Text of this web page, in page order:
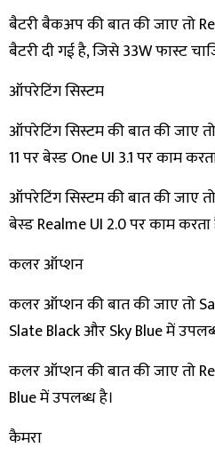
बैटरी बैकअप की बात की जाए तो
बैटरी दी गई है, जिसे 33W फास्ट
​ऑपरेटिंग सिस्टम
ऑपरेटिंग सिस्टम की बात की जाए
11 पर बेस्ड One UI 3.1 पर काम
ऑपरेटिंग सिस्टम की बात की जाए
बेस्ड Realme UI 2.0 पर काम करता
​कलर ऑप्शन
कलर ऑप्शन की बात की जाए तो
Slate Black और Sky Blue में
कलर ऑप्शन की बात की जाए तो
Blue में उपलब्ध है।
​कैमरा